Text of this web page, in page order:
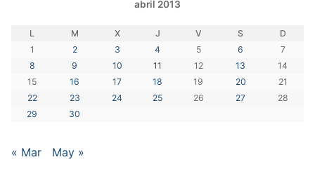
abril 2013
L M X J V S
D
1
2 3 4 5 6
7
8
9 10 11 12 13
14
15
16 17 18 19 20
21
22
23 24 25 26 27
28
29
30
« Mar May »